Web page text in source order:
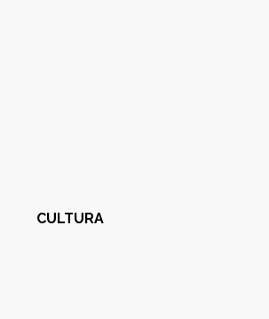
CULTURA